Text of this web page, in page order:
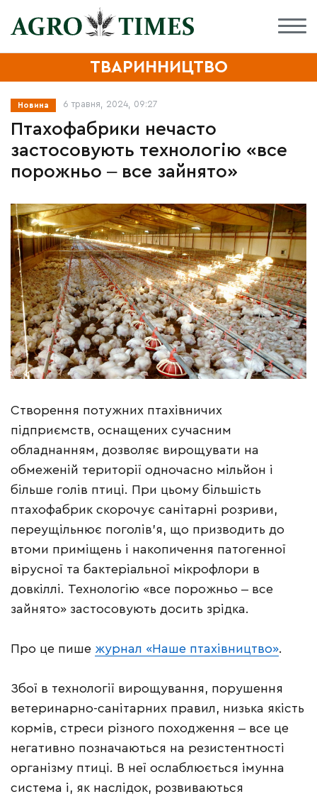
ТВАРИННИЦТВО
Новина 6 травня, 2024, 09:27
Птахофабрики нечасто
застосовують технологію «все
порожньо ‒ все зайнято»
Створення потужних птахівничих
підприємств, оснащених сучасним
обладнанням, дозволяє вирощувати на
обмеженій території одночасно мільйон і
більше голів птиці. При цьому більшість
птахофабрик скорочує санітарні розриви,
переущільнює поголів’я, що призводить до
втоми приміщень і накопичення патогенної
вірусної та бактеріальної мікрофлори в
довкіллі. Технологію «все порожньо ‒ все
зайнято» застосовують досить зрідка.
Про це пише журнал «Наше птахівництво».
Збої в технології вирощування, порушення
ветеринарно-санітарних правил, низька якість
кормів, стреси різного походження ‒ все це
негативно позначаються на резистентності
організму птиці. В неї ослаблюється імунна
система і, як наслідок, розвиваються